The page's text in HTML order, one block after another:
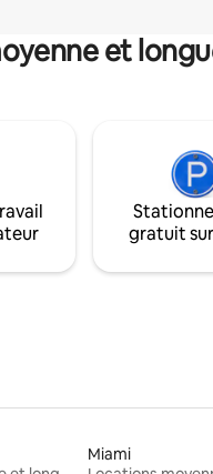
et
gratuit
Miami